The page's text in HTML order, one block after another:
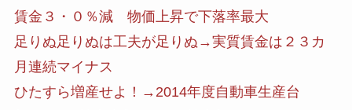
賃金３・０％減 物価上昇で下落率最大
足りぬ足りぬは工夫が足りぬ→実質賃金は２３カ
月連続マイナス
ひたすら増産せよ！→2014年度自動車生産台